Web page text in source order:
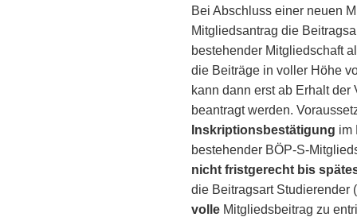
Bei Abschluss einer neuen
Mitgliedsantrag die
bestehender Mitgliedschaft
die Beiträge in voller Höhe
kann dann erst ab Erhalt
beantragt werden.
Inskriptionsbestätigung im
bestehender BÖP-S-
nicht fristgerecht bis
die Beitragsart Studierender
volle Mitgliedsbeitrag zu